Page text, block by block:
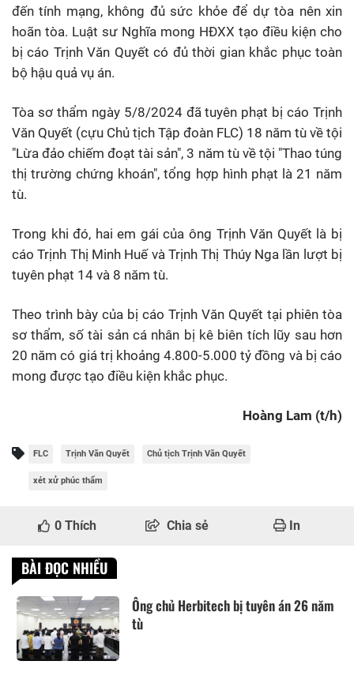
đến tính mạng, không đủ sức khỏe để dự tòa nên xin
hoãn tòa. Luật sư Nghĩa mong HĐXX tạo điều kiện cho
bị cáo Trịnh Văn Quyết có đủ thời gian khắc phục toàn
bộ hậu quả vụ án.
Tòa sơ thẩm ngày 5/8/2024 đã tuyên phạt bị cáo Trịnh
Văn Quyết (cựu Chủ tịch Tập đoàn FLC) 18 năm tù về tội
"Lừa đảo chiếm đoạt tài sản", 3 năm tù về tội "Thao túng
thị trường chứng khoán", tổng hợp hình phạt là 21 năm
tù.
Trong khi đó, hai em gái của ông Trịnh Văn Quyết là bị
cáo Trịnh Thị Minh Huế và Trịnh Thị Thúy Nga lần lượt bị
tuyên phạt 14 và 8 năm tù.
Theo trình bày của bị cáo Trịnh Văn Quyết tại phiên tòa
sơ thẩm, số tài sản cá nhân bị kê biên tích lũy sau hơn
20 năm có giá trị khoảng 4.800-5.000 tỷ đồng và bị cáo
mong được tạo điều kiện khắc phục.
Hoàng Lam (t/h)
FLC Trịnh Văn Quyết Chủ tịch Trịnh Văn Quyết
xét xử phúc thẩm
0 Thích Chia sẻ In
BÀI ĐỌC NHIỀU
Ông chủ Herbitech bị tuyên án 26 năm
tù